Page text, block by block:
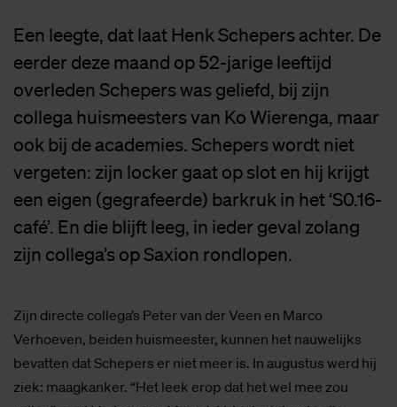
Een leegte, dat laat Henk Schepers achter. De
eerder deze maand op 52-jarige leeftijd
overleden Schepers was geliefd, bij zijn
collega huismeesters van Ko Wierenga, maar
ook bij de academies. Schepers wordt niet
vergeten: zijn locker gaat op slot en hij krijgt
een eigen (gegrafeerde) barkruk in het ‘S0.16-
café’. En die blijft leeg, in ieder geval zolang
zijn collega’s op Saxion rondlopen.
Zijn directe collega’s Peter van der Veen en Marco
Verhoeven, beiden huismeester, kunnen het nauwelijks
bevatten dat Schepers er niet meer is. In augustus werd hij
ziek: maagkanker. “Het leek erop dat het wel mee zou